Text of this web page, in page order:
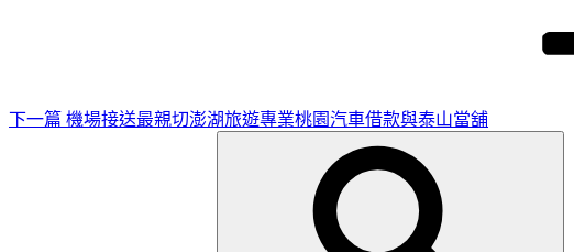
下一篇 機場接送最親切澎湖旅遊專業桃園汽車借款與泰山當舖